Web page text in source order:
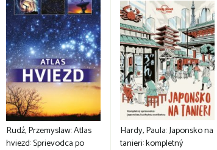
Rudź, Przemyslaw: Atlas
hviezd: Sprievodca po
Hardy, Paula: Japonsko na
tanieri: kompletný